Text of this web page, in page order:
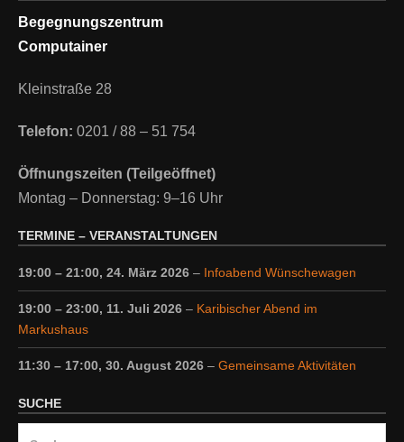
Begegnungszentrum
Computainer
Kleinstraße 28
Telefon: 0201 / 88 – 51 754
Öffnungszeiten (Teilgeöffnet)
Montag – Donnerstag: 9–16 Uhr
TERMINE – VERANSTALTUNGEN
19:00 – 21:00, 24. März 2026 – Infoabend Wünschewagen
19:00 – 23:00, 11. Juli 2026 – Karibischer Abend im
Markushaus
11:30 – 17:00, 30. August 2026 – Gemeinsame Aktivitäten
SUCHE